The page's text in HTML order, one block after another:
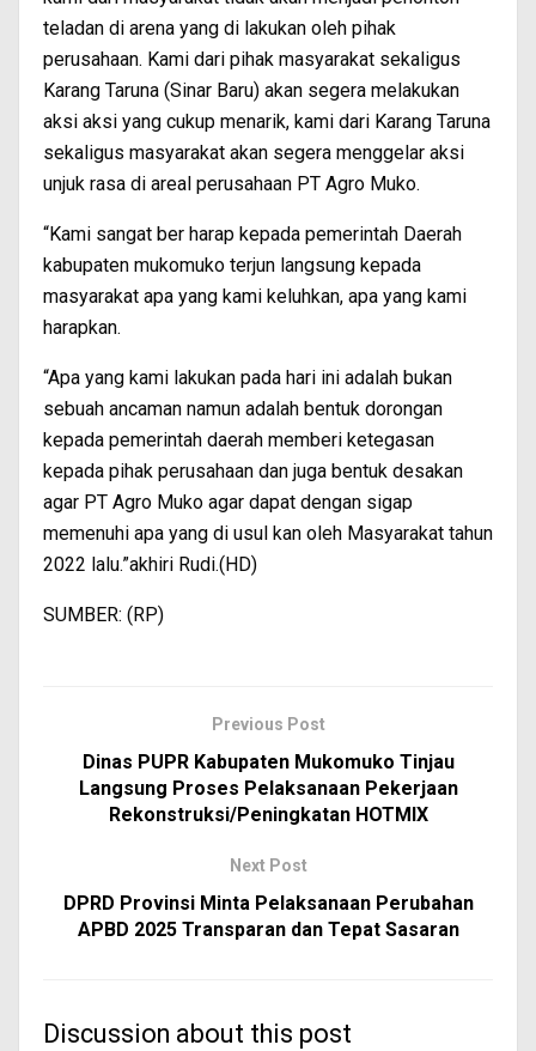
teladan di arena yang di lakukan oleh pihak
perusahaan. Kami dari pihak masyarakat sekaligus
Karang Taruna (Sinar Baru) akan segera melakukan
aksi aksi yang cukup menarik, kami dari Karang Taruna
sekaligus masyarakat akan segera menggelar aksi
unjuk rasa di areal perusahaan PT Agro Muko.
“Kami sangat ber harap kepada pemerintah Daerah
kabupaten mukomuko terjun langsung kepada
masyarakat apa yang kami keluhkan, apa yang kami
harapkan.
“Apa yang kami lakukan pada hari ini adalah bukan
sebuah ancaman namun adalah bentuk dorongan
kepada pemerintah daerah memberi ketegasan
kepada pihak perusahaan dan juga bentuk desakan
agar PT Agro Muko agar dapat dengan sigap
memenuhi apa yang di usul kan oleh Masyarakat tahun
2022 lalu.”akhiri Rudi.(HD)
SUMBER: (RP)
Previous Post
Dinas PUPR Kabupaten Mukomuko Tinjau
Langsung Proses Pelaksanaan Pekerjaan
Rekonstruksi/Peningkatan HOTMIX
Next Post
DPRD Provinsi Minta Pelaksanaan Perubahan
APBD 2025 Transparan dan Tepat Sasaran
Discussion about this post